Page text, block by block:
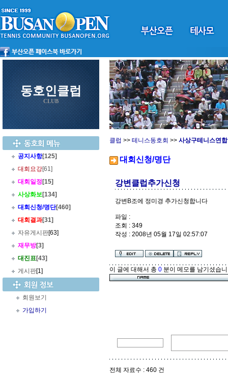
동호인클럽
CLUB
공지사항[125]
대회요강[61]
대회일정 [15]
사상화보[134]
대회신청/명단[460]
대회결과[31]
자유게시판[63]
재무방[3]
대진표[43]
게시판[1]
회원보기
가입하기
클럽 >> 테니스동호회 >> 사상구테니스연
대회신청/명단
강변클럽추가신청
강변B조에 정미경 추가신청합니다
파일 :
조회 : 349
작성 : 2008년 05월 17일 02:57:07
이 글에 대해서 총 0 분이 메모를 남기셨습
전체 자료수 : 460 건